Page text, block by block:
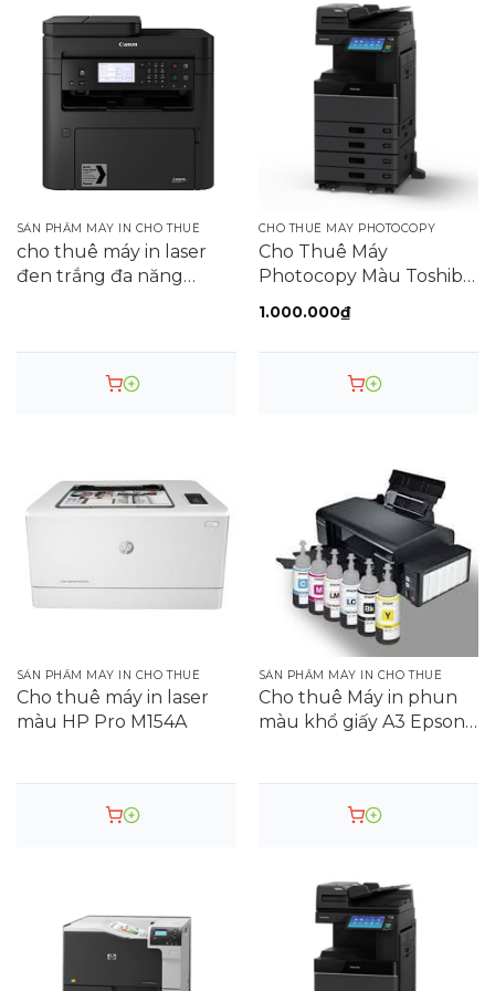
giấy, khổ giấy, … thuận lợi hơn để cho ra kết quả
in đạt yêu cầu và chuyên nghiệp.
MAI HOÀNG – NHÀ PHÂN PHỐI MÁY IN CHO THUÊ MÁY IN
SỐ 1, UY TÍN, GIÁ CỰC TỐT TẠI TP. HCM
Máy in phun đa màu chức năng
HP DeskJet 2645
với giá rẻ và nhiều ưu đãi tại Mai hoàng
SẢN PHẨM MÁY IN CHO THUÊ
cho thuê máy in laser
đen trắng đa năng
CHO THUÊ MÁY PHOTOCOPY
Cho Thuê Máy
Photocopy Màu Toshiba
1.000.000₫
SẢN PHẨM MÁY IN CHO THUÊ
Cho thuê máy in laser
màu HP Pro M154A
SẢN PHẨM MÁY IN CHO THUÊ
Cho thuê Máy in phun
màu khổ giấy A3 Epson